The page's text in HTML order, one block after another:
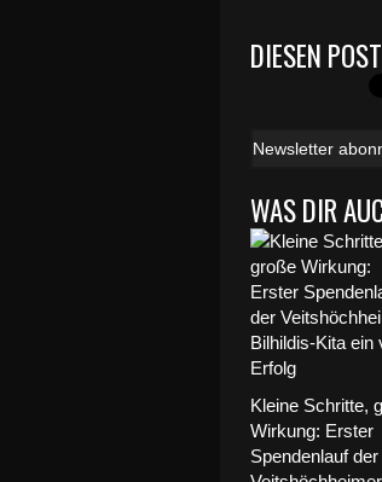
DIESEN
Newsletter
WAS DIR
Kleine Schritte,
Wirkung: Erster
Spendenlauf der